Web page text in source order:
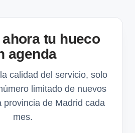
tu hueco
agenda
calidad del servicio, solo
limitado de nuevos
provincia de Madrid cada
mes.